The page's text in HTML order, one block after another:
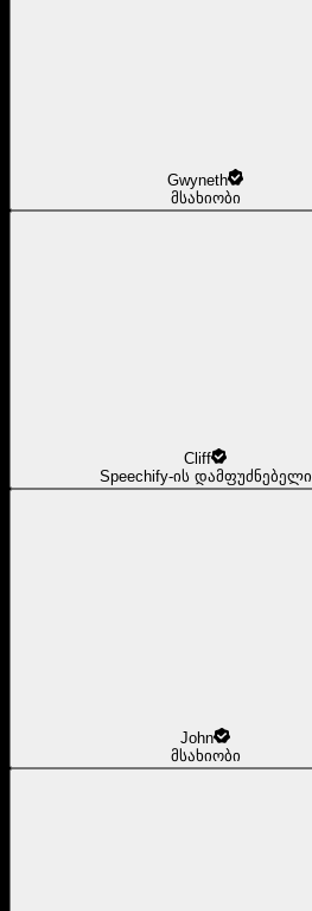
Gwyneth
მსახიობი
Cliff
Speechify-ის დამფუძნებელი
John
მსახიობი